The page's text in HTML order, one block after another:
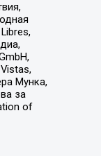
Мунка,
за
of